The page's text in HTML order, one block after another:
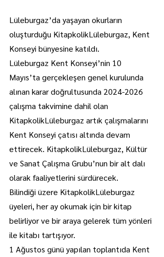
Lüleburgaz’da yaşayan okurların
oluşturduğu KitapkolikLüleburgaz, Kent
Konseyi bünyesine katıldı.
Lüleburgaz Kent Konseyi’nin 10
Mayıs’ta gerçekleşen genel kurulunda
alınan karar doğrultusunda 2024-2026
çalışma takvimine dahil olan
KitapkolikLüleburgaz artık çalışmalarını
Kent Konseyi çatısı altında devam
ettirecek. KitapkolikLüleburgaz, Kültür
ve Sanat Çalışma Grubu’nun bir alt dalı
olarak faaliyetlerini sürdürecek.
Bilindiği üzere KitapkolikLüleburgaz
üyeleri, her ay okumak için bir kitap
belirliyor ve bir araya gelerek tüm yönleri
ile kitabı tartışıyor.
1 Ağustos günü yapılan toplantıda Kent